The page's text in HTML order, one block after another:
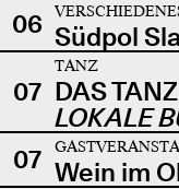
06 Südpol
07
TANZ
DAS
LOKALE
07 Wein im